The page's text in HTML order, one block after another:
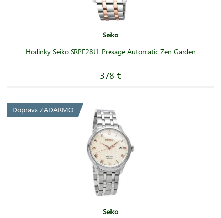
Seiko
Hodinky Seiko SRPF28J1 Presage Automatic Zen Garden
378 €
Doprava ZADARMO
Seiko